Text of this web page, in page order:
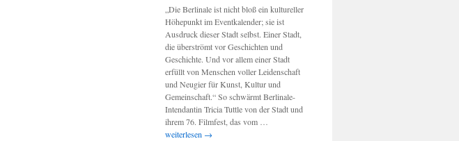
sind
am
Leben“
„Die Berlinale ist nicht bloß ein kultureller
Höhepunkt im Eventkalender; sie ist
Ausdruck dieser Stadt selbst. Einer Stadt,
die überströmt vor Geschichten und
Geschichte. Und vor allem einer Stadt
erfüllt von Menschen voller Leidenschaft
und Neugier für Kunst, Kultur und
Gemeinschaft.“ So schwärmt Berlinale-
Intendantin Tricia Tuttle von der Stadt und
ihrem 76. Filmfest, das vom …
weiterlesen →